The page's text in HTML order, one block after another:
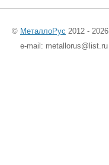
© МеталлоРус 2012 - 2026
e-mail: metallorus@list.ru